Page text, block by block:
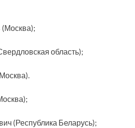
(Москва);
область);
(Республика Беларусь);